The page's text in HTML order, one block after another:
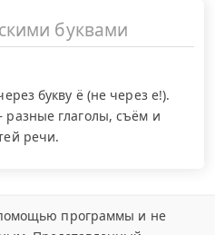
букву ё (не через е!).
глаголы, съём и
речи.
помощью программы и не